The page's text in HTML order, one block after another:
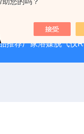
推荐厂家溶媒脱气仪